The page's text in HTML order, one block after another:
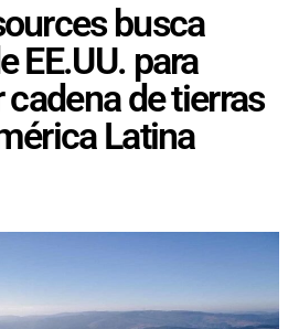
busca
EE.UU. para
de tierras
Latina